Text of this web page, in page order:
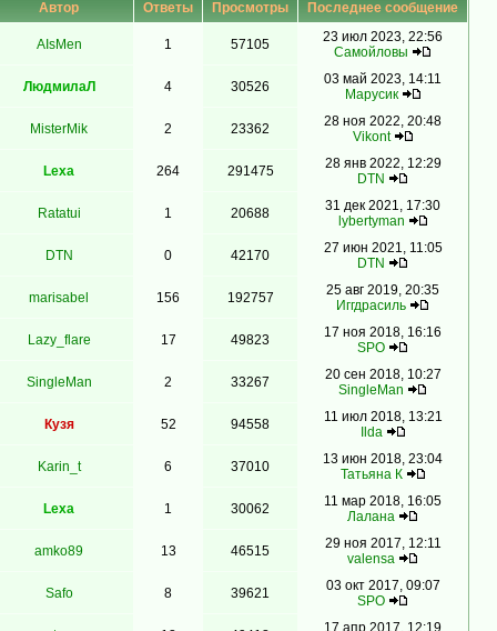
Автор Ответы Просмотры Последнее сообщение
AIsMen 1 57105
23 июл 2023, 22:56
Самойловы
ЛюдмилаЛ 4 30526
03 май 2023, 14:11
Марусик
MisterMik 2 23362
28 ноя 2022, 20:48
Vikont
Lexa 264 291475
28 янв 2022, 12:29
DTN
Ratatui 1 20688
31 дек 2021, 17:30
lybertyman
DTN 0 42170
27 июн 2021, 11:05
DTN
marisabel 156 192757
25 авг 2019, 20:35
Иггдрасиль
Lazy_flare 17 49823
17 ноя 2018, 16:16
SPO
SingleMan 2 33267
20 сен 2018, 10:27
SingleMan
Кузя 52 94558
11 июл 2018, 13:21
Ilda
Karin_t 6 37010
13 июн 2018, 23:04
Татьяна К
Lexa 1 30062
11 мар 2018, 16:05
Лалана
amko89 13 46515
29 ноя 2017, 12:11
valensa
Safo 8 39621
03 окт 2017, 09:07
SPO
17 апр 2017, 12:19